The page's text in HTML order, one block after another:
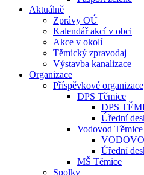
Aktuálně
Zprávy OÚ
Kalendář akcí v obci
Akce v okolí
Těmický zpravodaj
Výstavba kanalizace
Organizace
Příspěvkové organizace
DPS Těmice
DPS
Úřední
Vodovod Těmice
Úřední
MŠ Těmice
Spolky